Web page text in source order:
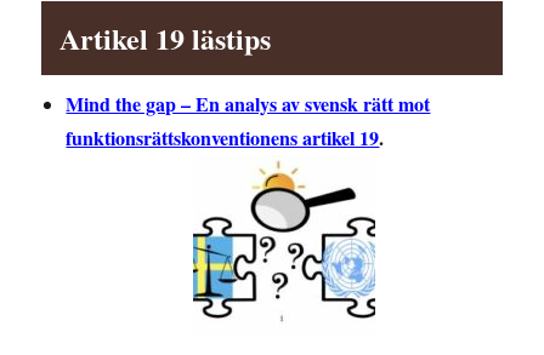
Artikel 19 lästips
Mind the gap – En analys av svensk rätt mot
funktionsrättskonventionens artikel 19.